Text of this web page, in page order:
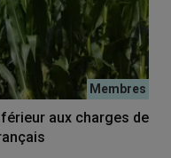
aux charges de